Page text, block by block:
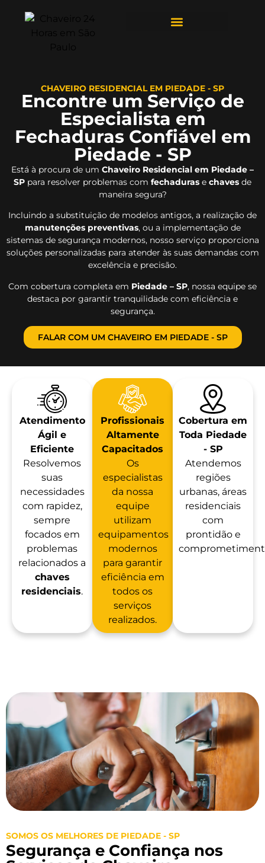
CHAVEIRO RESIDENCIAL EM PIEDADE - SP
Encontre um Serviço de
Especialista em
Fechaduras Confiável em
Piedade - SP
Está à procura de um Chaveiro Residencial em Piedade –
SP para resolver problemas com fechaduras e chaves de
maneira segura?
Incluindo a substituição de modelos antigos, a realização de
manutenções preventivas, ou a implementação de
sistemas de segurança modernos, nosso serviço proporciona
soluções personalizadas para atender às suas demandas com
excelência e precisão.
Com cobertura completa em Piedade – SP, nossa equipe se
destaca por garantir tranquilidade com eficiência e
segurança.
FALAR COM UM CHAVEIRO EM PIEDADE - SP
Atendimento
Ágil e
Eficiente
Resolvemos
suas
necessidades
com rapidez,
sempre
focados em
problemas
relacionados a
chaves
residenciais.
Profissionais
Altamente
Capacitados
Os
especialistas
da nossa
equipe
utilizam
equipamentos
modernos
para garantir
eficiência em
todos os
serviços
realizados.
Cobertura em
Toda Piedade
- SP
Atendemos
regiões
urbanas, áreas
residenciais
com
prontidão e
SOMOS OS MELHORES DE PIEDADE - SP
Segurança e Confiança nos